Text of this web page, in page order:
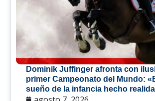
Dominik Juffinger afronta con
primer Campeonato del Mundo:
sueño de la infancia hecho